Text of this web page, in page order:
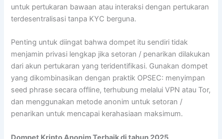
untuk pertukaran bawaan atau interaksi dengan pertukaran
terdesentralisasi tanpa KYC berguna.
Penting untuk diingat bahwa dompet itu sendiri tidak
menjamin privasi lengkap jika setoran / penarikan dilakukan
dari akun pertukaran yang teridentifikasi. Gunakan dompet
yang dikombinasikan dengan praktik OPSEC: menyimpan
seed phrase secara offline, terhubung melalui VPN atau Tor,
dan menggunakan metode anonim untuk setoran /
penarikan untuk mencapai kerahasiaan maksimum.